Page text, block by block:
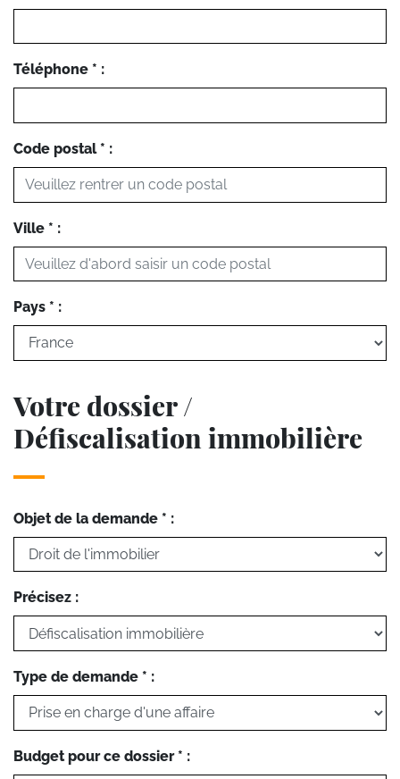
Téléphone * :
Code postal * :
Ville * :
Pays * :
Votre dossier /
Défiscalisation immobilière
Objet de la demande * :
Précisez :
Type de demande * :
Budget pour ce dossier * :